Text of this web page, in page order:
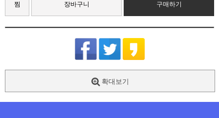
찜 장바구니 구매하기
확대보기